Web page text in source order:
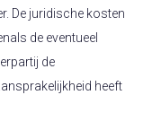
De juridische kosten
de eventueel
de
heeft